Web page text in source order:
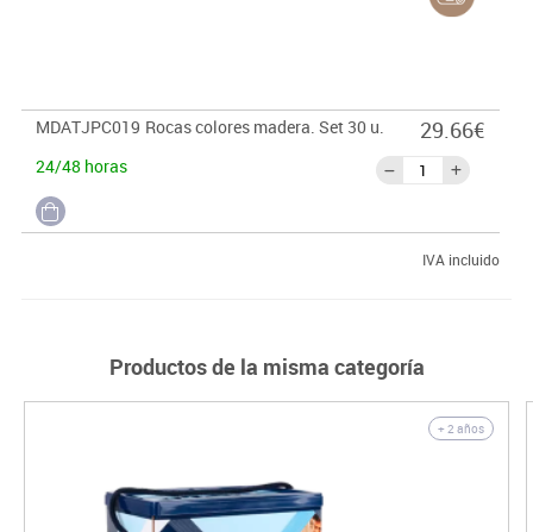
MDATJPC019 Rocas colores madera. Set 30 u.
24/48 horas
29.66€
IVA incluido
Productos de la misma categoría
+ 2 años